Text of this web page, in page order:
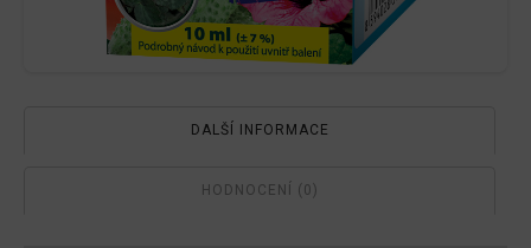
DALŠÍ INFORMACE
HODNOCENÍ (0)